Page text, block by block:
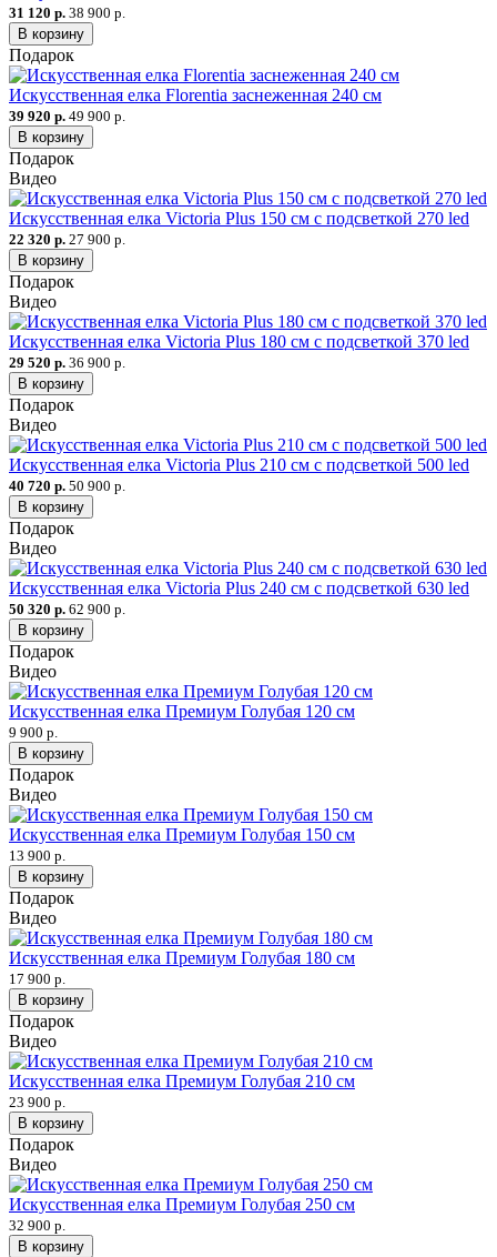
31 120 р. 38 900 р.
В корзину
Подарок
Искусственная елка Florentia заснеженная 240 см
39 920 р. 49 900 р.
В корзину
Подарок
Видео
Искусственная елка Victoria Plus 150 см с подсветкой 270 led
22 320 р. 27 900 р.
В корзину
Подарок
Видео
Искусcтвенная елка Victoria Plus 180 см с подсветкой 370 led
29 520 р. 36 900 р.
В корзину
Подарок
Видео
Искусственная елка Victoria Plus 210 см с подсветкой 500 led
40 720 р. 50 900 р.
В корзину
Подарок
Видео
Искусственная елка Victoria Plus 240 см с подсветкой 630 led
50 320 р. 62 900 р.
В корзину
Подарок
Видео
Искусственная елка Премиум Голубая 120 см
9 900 р.
В корзину
Подарок
Видео
Искусственная елка Премиум Голубая 150 см
13 900 р.
В корзину
Подарок
Видео
Искусственная елка Премиум Голубая 180 см
17 900 р.
В корзину
Подарок
Видео
Искусственная елка Премиум Голубая 210 см
23 900 р.
В корзину
Подарок
Видео
Искусственная елка Премиум Голубая 250 см
32 900 р.
В корзину